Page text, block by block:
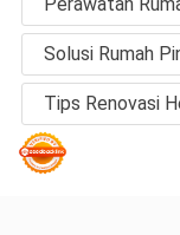
Solusi Rumah
Tips Renovasi